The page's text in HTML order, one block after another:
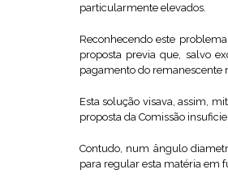
particularmente elevados.
Reconhecendo este
proposta previa que, salvo
pagamento do remanescente
Esta solução visava, assim,
proposta da Comissão
Contudo, num ângulo
para regular esta matéria em